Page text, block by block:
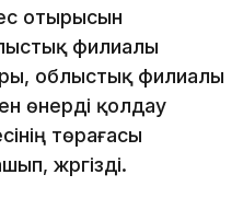
отырысын
филиалы
облыстық филиалы
өнерді қолдау
төрағасы
жүргізді.